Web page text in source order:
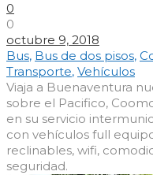
0
0
octubre 9, 2018
Bus, Bus de dos pisos,
Transporte, Vehículos
Viaja a Buenaventura
sobre el Pacifico,
en su servicio
con vehículos full
reclinables, wifi,
seguridad.